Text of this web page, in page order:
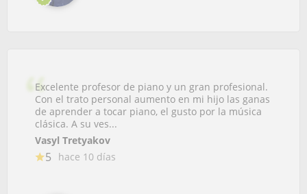
Excelente profesor de piano y un gran profesional.
Con el trato personal aumento en mi hijo las ganas
de aprender a tocar piano, el gusto por la música
clásica. A su ves...
Vasyl Tretyakov
5 hace 10 días